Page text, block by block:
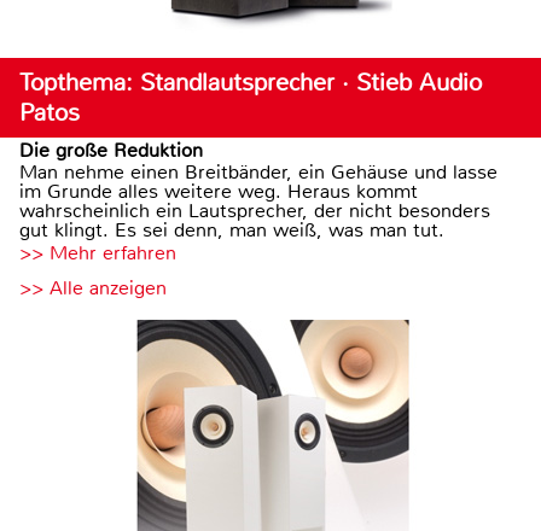
Topthema: Standlautsprecher · Stieb Audio
Patos
Die große Reduktion
Man nehme einen Breitbänder, ein Gehäuse und lasse
im Grunde alles weitere weg. Heraus kommt
wahrscheinlich ein Lautsprecher, der nicht besonders
gut klingt. Es sei denn, man weiß, was man tut.
>> Mehr erfahren
>> Alle anzeigen